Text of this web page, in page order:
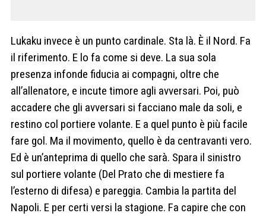
Lukaku invece è un punto cardinale. Sta là. È il Nord. Fa
il riferimento. E lo fa come si deve. La sua sola
presenza infonde fiducia ai compagni, oltre che
all’allenatore, e incute timore agli avversari. Poi, può
accadere che gli avversari si facciano male da soli, e
restino col portiere volante. E a quel punto è più facile
fare gol. Ma il movimento, quello è da centravanti vero.
Ed è un’anteprima di quello che sarà. Spara il sinistro
sul portiere volante (Del Prato che di mestiere fa
l’esterno di difesa) e pareggia. Cambia la partita del
Napoli. E per certi versi la stagione. Fa capire che con